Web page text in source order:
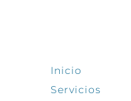
Inicio
Servicios